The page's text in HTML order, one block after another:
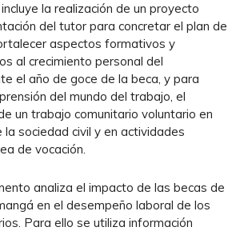
la realización de un proyecto
del tutor para concretar el plan de
aspectos formativos y
al crecimiento personal del
el año de goce de la beca, y para
del mundo del trabajo, el
un trabajo comunitario voluntario en
la sociedad civil y en actividades
de vocación.
analiza el impacto de las becas de
en el desempeño laboral de los
Para ello se utiliza información